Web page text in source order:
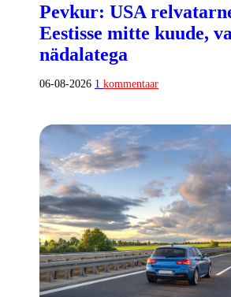
Pevkur: USA
Eestisse mitte kuude,
nädalatega
06-08-2026 1 kommentaar